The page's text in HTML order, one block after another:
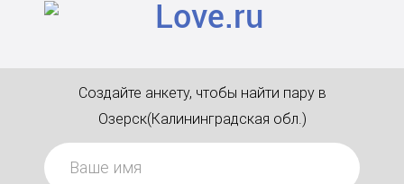
Создайте анкету, чтобы найти пару в
Озерск(Калининградская обл.)